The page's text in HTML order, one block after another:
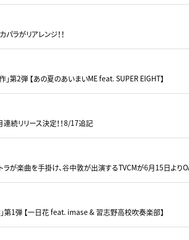
ラがリアレンジ！！
」第2弾 【あの夏のあいまいME feat. SUPER EIGHT】
連続リリース決定！！8/17追記
が楽曲を手掛け、谷中敦が出演するTVCMが6月15日より
第1弾 【一日花 feat. imase & 習志野高校吹奏楽部】